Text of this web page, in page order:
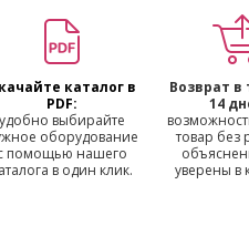
каталог в
PDF:
удобно выбирайте
оборудование
помощью нашего
в один клик.
Возврат в
14
товар без
уверены в